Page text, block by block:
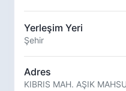
Yerleşim Yeri
Şehir
Adres
KIBRIS MAH. AŞIK